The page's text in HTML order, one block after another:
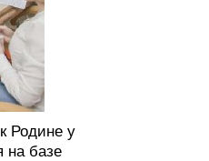
Родине у
на базе